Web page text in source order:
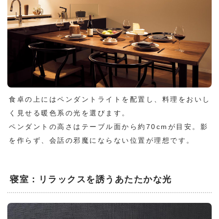
食卓の上にはペンダントライトを配置し、料理をおいし
く見せる暖色系の光を選びます。
ペンダントの高さはテーブル面から約70cmが目安。影
を作らず、会話の邪魔にならない位置が理想です。
寝室：リラックスを誘うあたたかな光